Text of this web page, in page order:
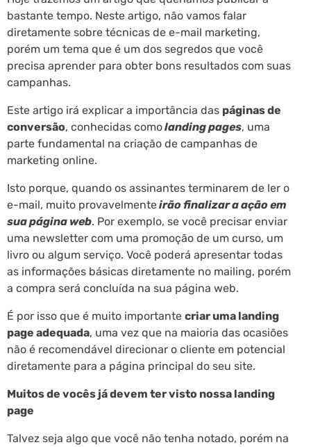
bastante tempo. Neste artigo, não vamos falar
diretamente sobre técnicas de e-mail marketing,
porém um tema que é um dos segredos que você
precisa aprender para obter bons resultados com suas
campanhas.
Este artigo irá explicar a importância das páginas de
conversão, conhecidas comolanding pages, uma
parte fundamental na criação de campanhas de
marketing online.
Isto porque, quando os assinantes terminarem de ler o
e-mail, muito provavelmenteirão finalizar a ação em
sua página web. Por exemplo, se você precisar enviar
uma newsletter com uma promoção de um curso, um
livro ou algum serviço. Você poderá apresentar todas
as informações básicas diretamente no mailing, porém
a compra será concluída na sua página web.
É por isso que é muito importante criar uma landing
page adequada, uma vez que na maioria das ocasiões
não é recomendável direcionar o cliente em potencial
diretamente para a página principal do seu site.
Muitos de vocês já devem ter visto nossa landing
page
Talvez seja algo que você não tenha notado, porém na